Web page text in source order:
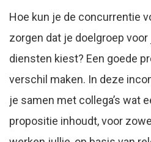
Hoe kun je de concurrentie
zorgen dat je doelgroep
diensten kiest? Een goede
verschil maken. In deze
je samen met collega’s wat
propositie inhoudt, voor